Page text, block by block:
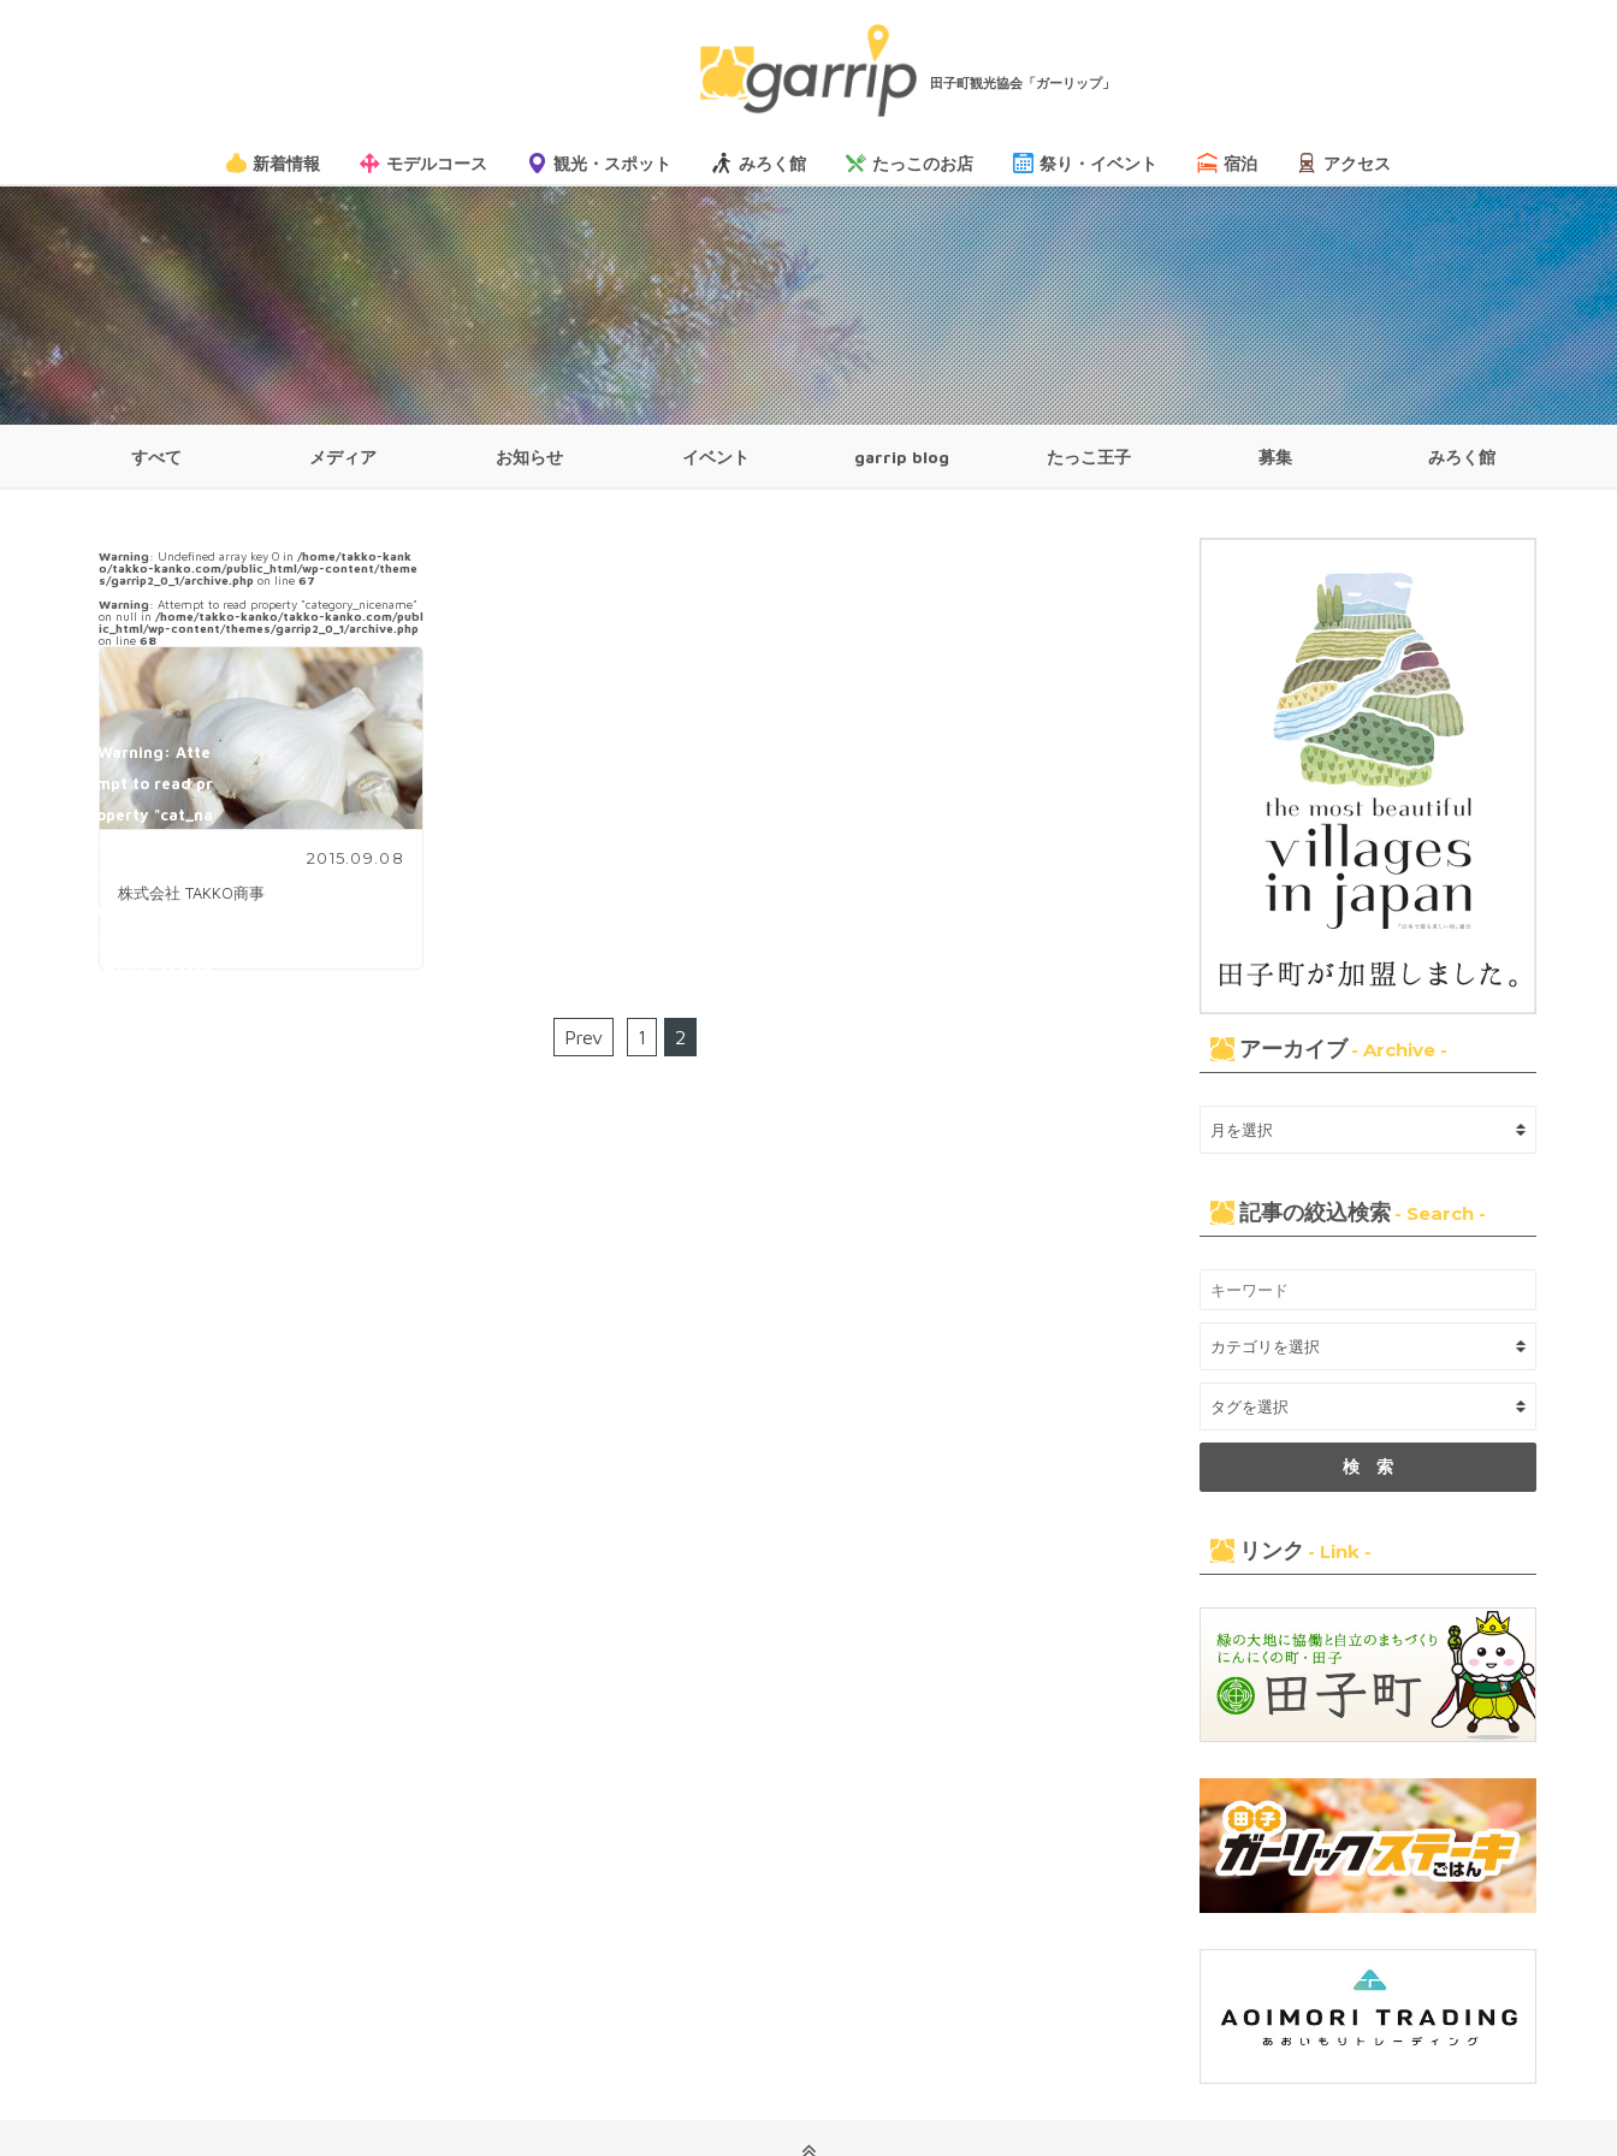
田子町観光協会「ガーリップ」
新着情報 モデルコース 観光・スポット みろく館 たっこのお店 祭り・イベント 宿泊 アクセス
すべて メディア お知らせ イベント garrip blog たっこ王子 募集 みろく館
Warning: Undefined array key 0 in /home/takko-kank
o/takko-kanko.com/public_html/wp-content/theme
s/garrip2_0_1/archive.php on line 67
Warning: Attempt to read property "category_nicename"
on null in /home/takko-kanko/takko-kanko.com/publ
ic_html/wp-content/themes/garrip2_0_1/archive.php
on line 68
Warning: Atte
mpt to read pr
operty "cat_na
2015.09.08
株式会社 TAKKO商事
Prev 1 2 アーカイブ - Archive -
記事の絞込検索 - Search -
リンク - Link -